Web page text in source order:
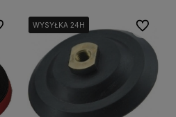
ulubionychWYSYŁKA 24H
WYSYŁKA 24H
WYSYŁKA 24H Do